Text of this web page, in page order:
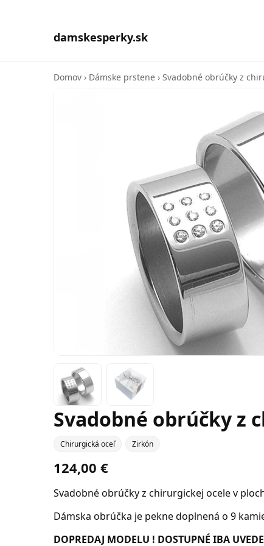
damskesperky.sk
Domov › Dámske prstene › Svadobné obrúčky z
Svadobné obrúčky z
Chirurgická oceľ Zirkón
124,00 €
Svadobné obrúčky z chirurgickej ocele v
Dámska obrúčka je pekne doplnená o 9
DOPREDAJ MODELU ! DOSTUPNÉ IBA